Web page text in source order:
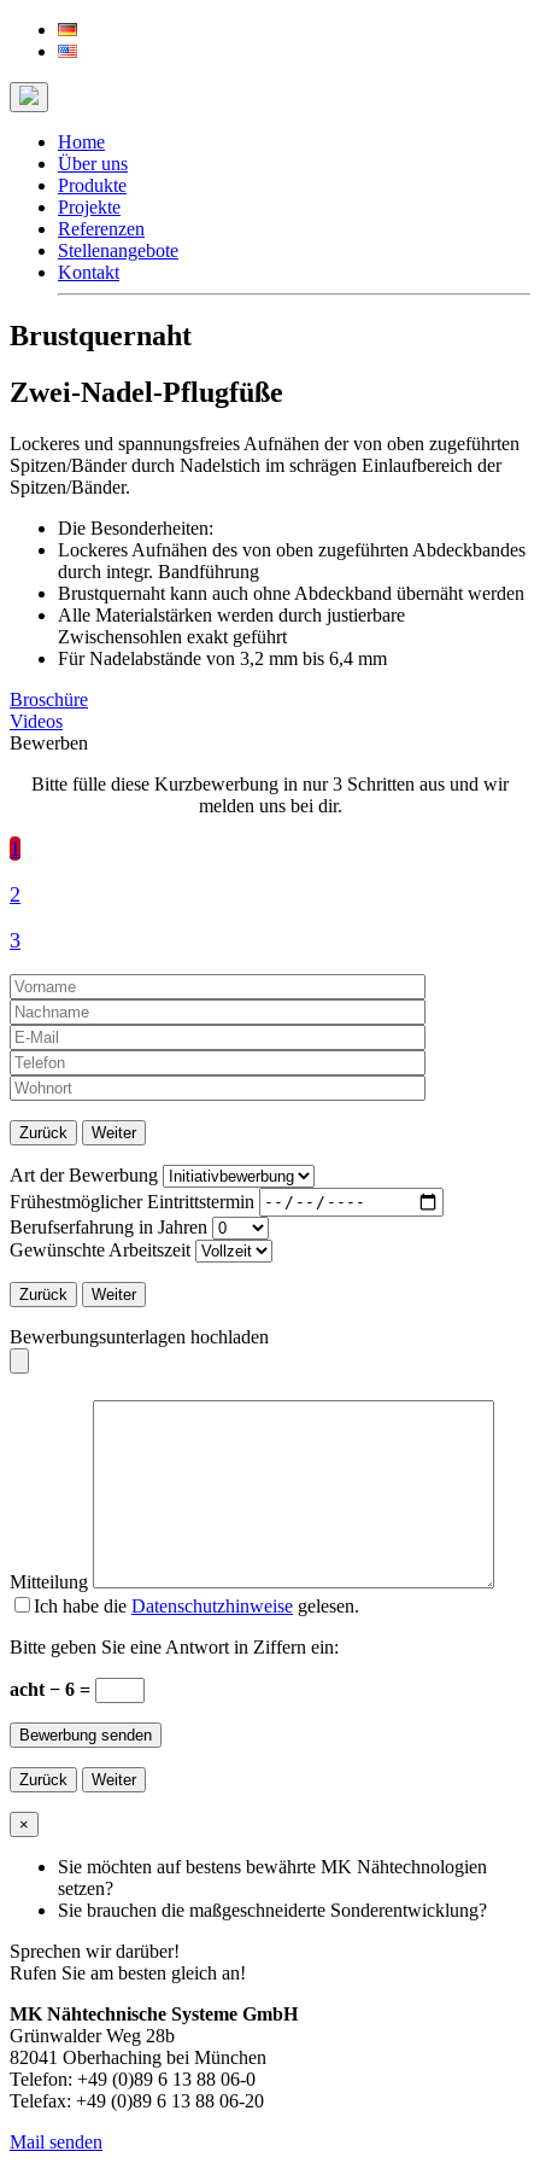
Home
Über uns
Produkte
Projekte
Referenzen
Stellenangebote
Kontakt
Brustquernaht
Zwei-Nadel-Pflugfüße
Lockeres und spannungsfreies Aufnähen der von oben zugeführten
Spitzen/Bänder durch Nadelstich im schrägen Einlaufbereich der
Spitzen/Bänder.
Die Besonderheiten:
Lockeres Aufnähen des von oben zugeführten Abdeckbandes
durch integr. Bandführung
Brustquernaht kann auch ohne Abdeckband übernäht werden
Alle Materialstärken werden durch justierbare
Zwischensohlen exakt geführt
Für Nadelabstände von 3,2 mm bis 6,4 mm
Broschüre
Videos
Bewerben
Bitte fülle diese Kurzbewerbung in nur 3 Schritten aus und wir
melden uns bei dir.
1
2
3
Zurück Weiter
Art der Bewerbung
Frühestmöglicher Eintrittstermin
Berufserfahrung in Jahren
Gewünschte Arbeitszeit
Zurück Weiter
Bewerbungsunterlagen hochladen
Mitteilung
Ich habe die Datenschutzhinweise gelesen.
Bitte geben Sie eine Antwort in Ziffern ein:
acht − 6 =
Zurück Weiter
×
Sie möchten auf bestens bewährte MK Nähtechnologien
setzen?
Sie brauchen die maßgeschneiderte Sonderentwicklung?
Sprechen wir darüber!
Rufen Sie am besten gleich an!
MK Nähtechnische Systeme GmbH
Grünwalder Weg 28b
82041 Oberhaching bei München
Telefon: +49 (0)89 6 13 88 06-0
Telefax: +49 (0)89 6 13 88 06-20
Mail senden